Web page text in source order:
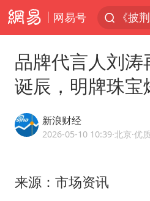
网易号
《披
王艺
品牌代言人刘涛
诞辰，明牌珠宝
新浪财经
2026-05-10 10:39·北京·优
来源：市场资讯